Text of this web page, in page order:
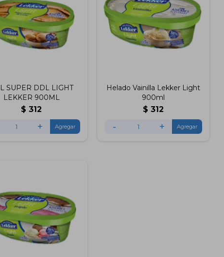
SUPER DDL LIGHT
LEKKER 900ML
$ 312
+
Helado Vainilla Lekker Light
900ml
$ 312
- +